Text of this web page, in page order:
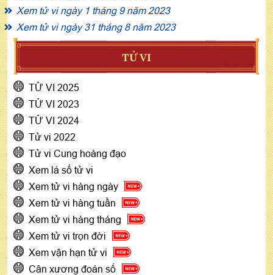
Xem tử vi ngày 1 tháng 9 năm 2023
Xem tử vi ngày 31 tháng 8 năm 2023
TỬ VI
TỬ VI 2025
TỬ VI 2023
TỬ VI 2024
Tử vi 2022
Tử vi Cung hoàng đạo
Xem lá số tử vi
Xem tử vi hàng ngày
Xem tử vi hàng tuần
Xem tử vi hàng tháng
Xem tử vi trọn đời
Xem vận hạn tử vi
Cân xương đoán số